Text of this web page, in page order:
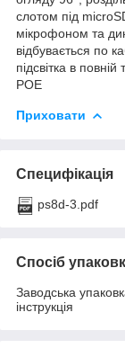
слотом під
мікрофоном та
відбувається по
підсвітка в
РОЕ
Приховати
Специфікація
ps8d-3.pdf
Спосіб
Заводська
інструкція